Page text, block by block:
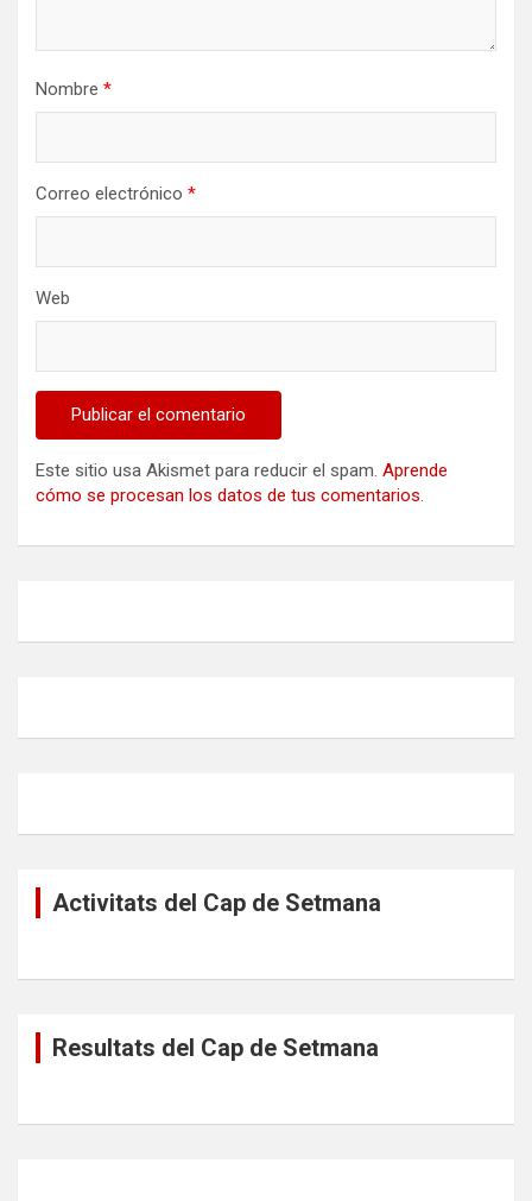
Nombre *
Correo electrónico *
Web
Este sitio usa Akismet para reducir el spam. Aprende
cómo se procesan los datos de tus comentarios.
Activitats del Cap de Setmana
Resultats del Cap de Setmana